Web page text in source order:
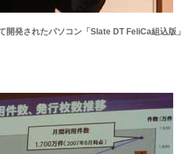
開発されたパソコン「Slate DT FeliCa組込版